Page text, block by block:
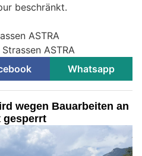
beschränkt.
ASTRA
ASTRA
Whatsapp
wegen Bauarbeiten an
gesperrt